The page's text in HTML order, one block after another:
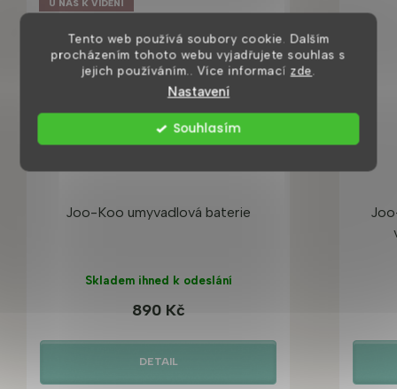
Tento web používá soubory cookie. Dalším
procházením tohoto webu vyjadřujete souhlas s
jejich používáním.. Více informací zde
Nastavení
Souhlasím
U NÁS K VIDĚNÍ
Joo-Koo umyvadlová baterie
Skladem ihned k odeslání
890 Kč
DETAIL